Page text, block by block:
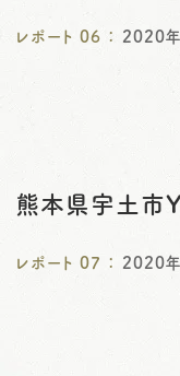
レポート 06 ： 2020
熊本県宇土市Y
レポート 07 ： 2020